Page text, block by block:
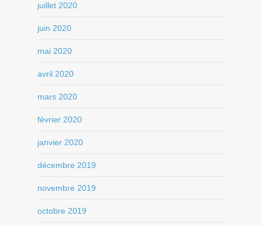
juillet 2020
juin 2020
mai 2020
avril 2020
mars 2020
février 2020
janvier 2020
décembre 2019
novembre 2019
octobre 2019